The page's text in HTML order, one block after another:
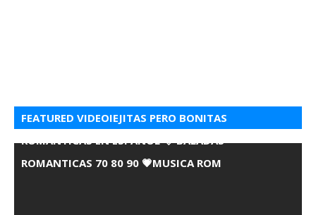
FEATURED VIDEOIEJITAS PERO BONITAS
ROMANTICAS EN ESPANOL 💘 BALADAS
ROMANTICAS 70 80 90 💗MUSICA ROM